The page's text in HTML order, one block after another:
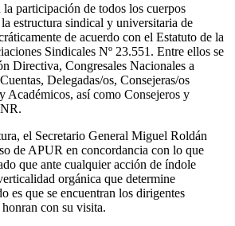
participación de todos los cuerpos
estructura sindical y universitaria de
de acuerdo con el Estatuto de la
Sindicales Nº 23.551. Entre ellos se
Directiva, Congresales Nacionales a
Delegadas/os, Consejeras/os
Académicos, así como Consejeros y
el Secretario General Miguel Roldán
de APUR en concordancia con lo que
que ante cualquier acción de índole
orgánica que determine
es que se encuentran los dirigentes
con su visita.